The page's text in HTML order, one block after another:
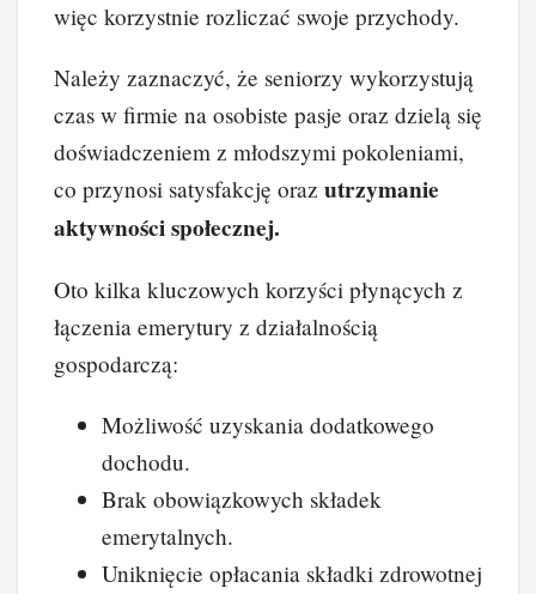
więc korzystnie rozliczać swoje przychody.
Należy zaznaczyć, że seniorzy wykorzystują
czas w firmie na osobiste pasje oraz dzielą się
doświadczeniem z młodszymi pokoleniami,
co przynosi satysfakcję oraz utrzymanie
aktywności społecznej.
Oto kilka kluczowych korzyści płynących z
łączenia emerytury z działalnością
gospodarczą:
Możliwość uzyskania dodatkowego
dochodu.
Brak obowiązkowych składek
emerytalnych.
Uniknięcie opłacania składki zdrowotnej